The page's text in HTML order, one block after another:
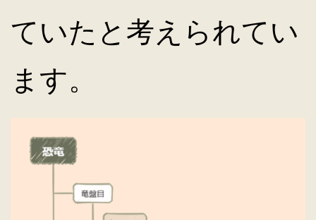
ていたと考えられてい
ます。